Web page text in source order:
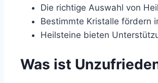
Die richtige Auswahl von
Bestimmte Kristalle fördern
Heilsteine bieten
Was ist